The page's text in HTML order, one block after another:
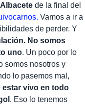
de la final del
Vamos a ir a
de perder. Y
No somos
uno. Un poco por lo
somos nosotros y
lo pasemos mal,
estar vivo en todo
. Eso lo tenemos